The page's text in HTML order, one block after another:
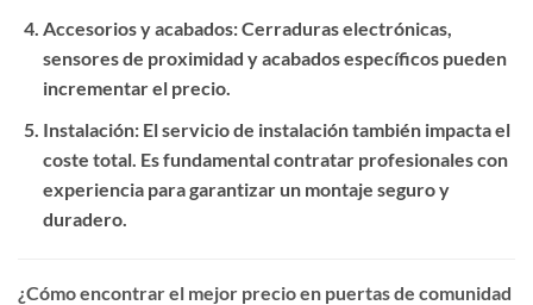
Accesorios y acabados: Cerraduras electrónicas,
sensores de proximidad y acabados específicos pueden
incrementar el precio.
Instalación: El servicio de instalación también impacta el
coste total. Es fundamental contratar profesionales con
experiencia para garantizar un montaje seguro y
duradero.
¿Cómo encontrar el mejor precio en puertas de comunidad